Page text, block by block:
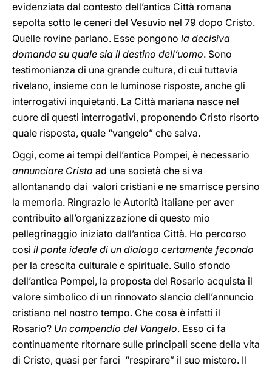
evidenziata dal contesto dell’antica Città romana
sepolta sotto le ceneri del Vesuvio nel 79 dopo Cristo.
Quelle rovine parlano. Esse pongono la decisiva
domanda su quale sia il destino dell’uomo. Sono
testimonianza di una grande cultura, di cui tuttavia
rivelano, insieme con le luminose risposte, anche gli
interrogativi inquietanti. La Città mariana nasce nel
cuore di questi interrogativi, proponendo Cristo risorto
quale risposta, quale “vangelo” che salva.
Oggi, come ai tempi dell’antica Pompei, è necessario
annunciare Cristo ad una società che si va
allontanando dai valori cristiani e ne smarrisce persino
la memoria. Ringrazio le Autorità italiane per aver
contribuito all’organizzazione di questo mio
pellegrinaggio iniziato dall’antica Città. Ho percorso
così il ponte ideale di un dialogo certamente fecondo
per la crescita culturale e spirituale. Sullo sfondo
dell’antica Pompei, la proposta del Rosario acquista il
valore simbolico di un rinnovato slancio dell’annuncio
cristiano nel nostro tempo. Che cosa è infatti il
Rosario? Un compendio del Vangelo. Esso ci fa
continuamente ritornare sulle principali scene della vita
di Cristo, quasi per farci “respirare” il suo mistero. Il